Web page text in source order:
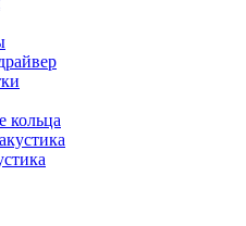
кольца